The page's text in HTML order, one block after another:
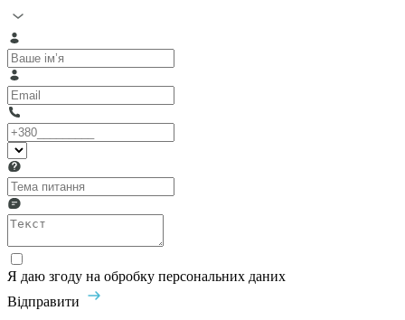
Я даю згоду на обробку персональних даних
Відправити